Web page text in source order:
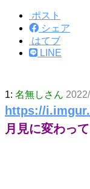
ポスト
シェア
はてブ
LINE
1: 名無しさん
https://
月見に変わっ